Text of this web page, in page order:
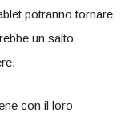
potranno tornare
un salto
con il loro